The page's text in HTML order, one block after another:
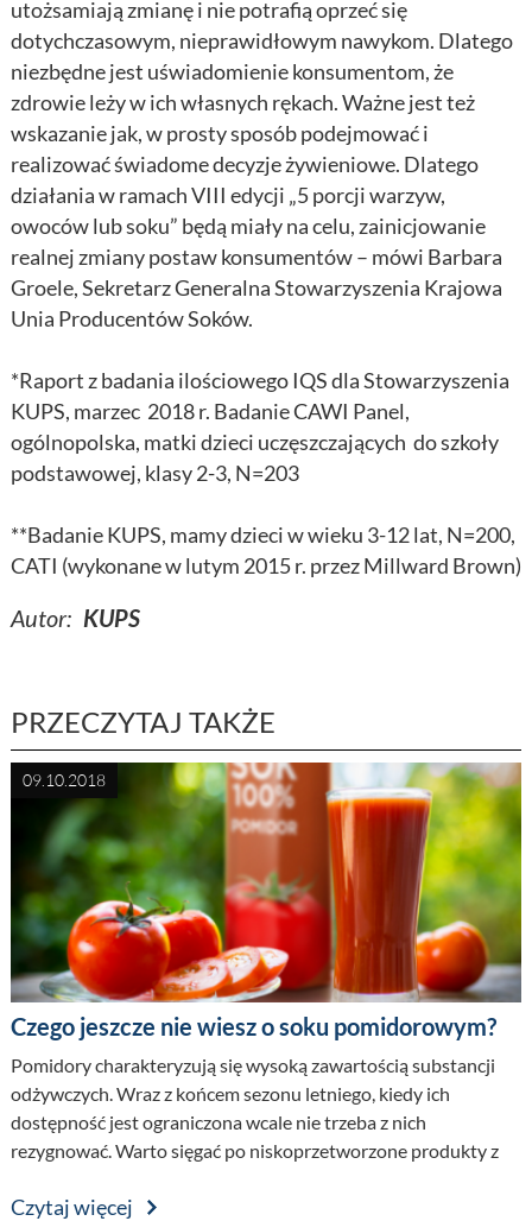
utożsamiają zmianę i nie potrafią oprzeć się
dotychczasowym, nieprawidłowym nawykom. Dlatego
niezbędne jest uświadomienie konsumentom, że
zdrowie leży w ich własnych rękach. Ważne jest też
wskazanie jak, w prosty sposób podejmować i
realizować świadome decyzje żywieniowe. Dlatego
działania w ramach VIII edycji „5 porcji warzyw,
owoców lub soku” będą miały na celu, zainicjowanie
realnej zmiany postaw konsumentów – mówi Barbara
Groele, Sekretarz Generalna Stowarzyszenia Krajowa
Unia Producentów Soków.
*Raport z badania ilościowego IQS dla Stowarzyszenia
KUPS, marzec 2018 r. Badanie CAWI Panel,
ogólnopolska, matki dzieci uczęszczających do szkoły
podstawowej, klasy 2-3, N=203
**Badanie KUPS, mamy dzieci w wieku 3-12 lat, N=200,
CATI (wykonane w lutym 2015 r. przez Millward Brown)
Autor: KUPS
PRZECZYTAJ TAKŻE
09.10.2018
Czego jeszcze nie wiesz o soku pomidorowym?
Pomidory charakteryzują się wysoką zawartością substancji
odżywczych. Wraz z końcem sezonu letniego, kiedy ich
dostępność jest ograniczona wcale nie trzeba z nich
rezygnować. Warto sięgać po niskoprzetworzone produkty z
źródłem wielu składników wspomagających prawidłowe
Czytaj więcej